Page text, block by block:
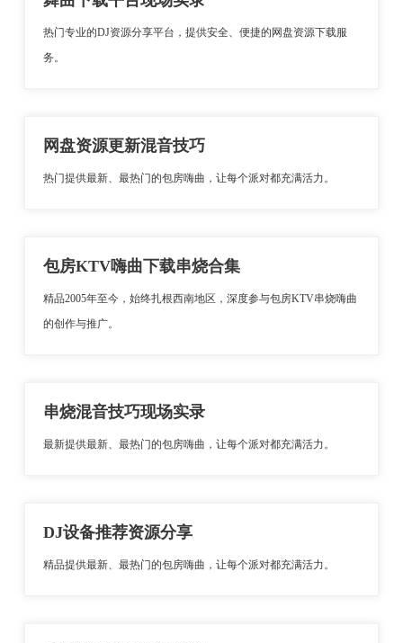
热门专业的DJ资源分享平台，提供安全、便捷的网盘资源下载服
务。
网盘资源更新混音技巧
热门提供最新、最热门的包房嗨曲，让每个派对都充满活力。
包房KTV嗨曲下载串烧合集
精品2005年至今，始终扎根西南地区，深度参与包房KTV串烧嗨曲
的创作与推广。
串烧混音技巧现场实录
最新提供最新、最热门的包房嗨曲，让每个派对都充满活力。
DJ设备推荐资源分享
精品提供最新、最热门的包房嗨曲，让每个派对都充满活力。